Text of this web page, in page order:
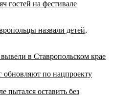
гостей на фестивале
назвали детей,
в Ставропольском крае
обновляют по нацпроекту
пытался оставить без